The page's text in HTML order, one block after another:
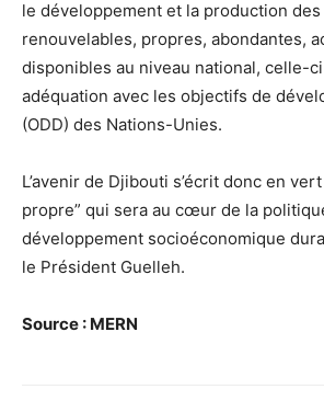
le développement et la production
renouvelables, propres, abondantes,
disponibles au niveau national, celle-
adéquation avec les objectifs de
(ODD) des Nations-Unies.
L’avenir de Djibouti s’écrit donc en vert
propre” qui sera au cœur de la
développement socioéconomique
le Président Guelleh.
Source : MERN